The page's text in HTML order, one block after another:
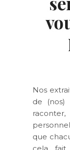
Nos
de
que